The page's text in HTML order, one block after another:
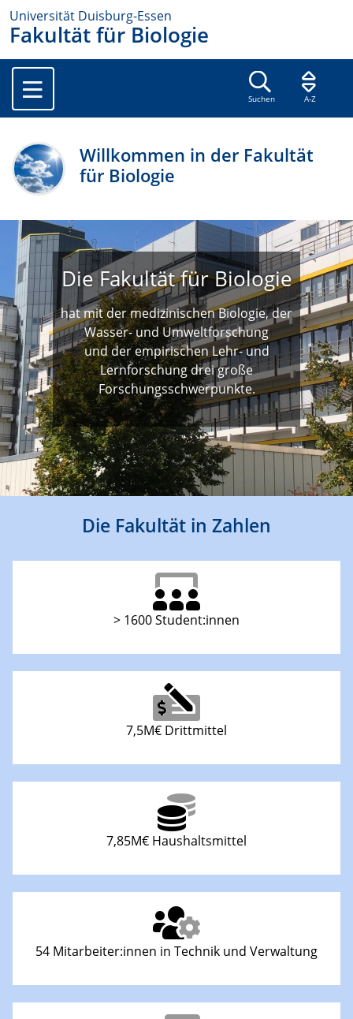
Universität Duisburg-Essen
Fakultät für Biologie
Suchen A-Z
Willkommen in der Fakultät
für Biologie
Die Fakultät für Biologie
hat mit der medizinischen Biologie, der
Wasser- und Umweltforschung
und der empirischen Lehr- und
Lernforschung drei große
Forschungsschwerpunkte.
Die Fakultät in Zahlen
> 1600 Student:innen
7,5M€ Drittmittel
7,85M€ Haushaltsmittel
54 Mitarbeiter:innen in Technik und Verwaltung